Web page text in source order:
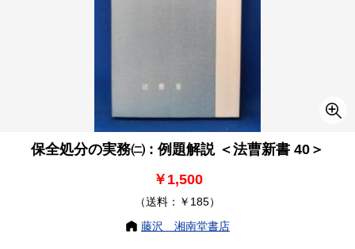
保全処分の実務㈡ : 例題解説 ＜法曹新書 40＞
￥1,500
（送料：￥185）
藤沢 湘南堂書店